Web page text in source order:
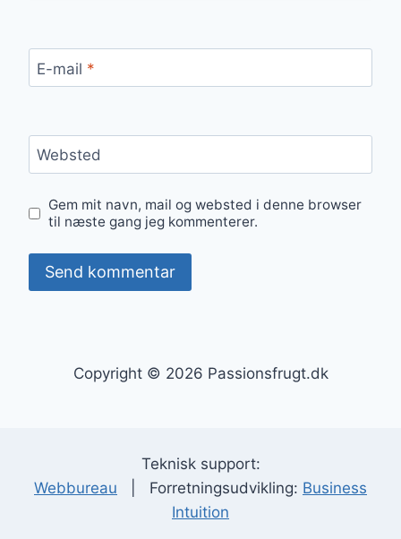
E-mail *
Websted
Gem mit navn, mail og websted i denne browser
til næste gang jeg kommenterer.
Copyright © 2026 Passionsfrugt.dk
Teknisk support:
Webbureau | Forretningsudvikling: Business
Intuition